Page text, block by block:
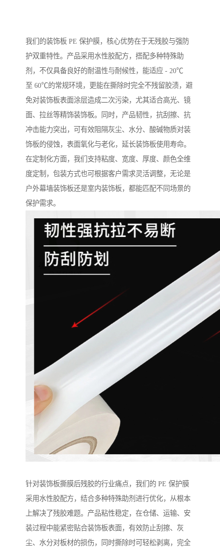
我们的装饰板 PE 保护膜，核心优势在于无残胶与强防
护双重特性。产品采用水性胶配方，搭配多种特殊助
剂，不仅具备良好的耐温性与耐候性，能适应 - 20℃
至 60℃的常规环境，更能在撕除时完全不残留胶渍，避
免对装饰板表面涂层造成二次污染，尤其适合高光、镜
面、拉丝等精饰装饰板。同时，产品韧性，抗刮擦、抗
冲击能力突出，可有效阻隔灰尘、水分、酸碱物质对装
饰板的侵蚀，表面氧化与老化，延长装饰板使用寿命。
在定制化方面，我们支持粘度、宽度、厚度、颜色全维
度定制，包装方式也可根据客户需求灵活调整，无论是
户外幕墙装饰板还是室内装饰板，都能匹配不同场景的
保护需求。
针对装饰板撕膜后残胶的行业痛点，我们的 PE 保护膜
采用水性胶配方，结合多种特殊助剂进行优化，从根本
上解决了残胶难题。产品粘性稳定，在仓储、运输、安
装过程中能紧密贴合装饰板表面，有效防止刮擦、灰
尘、水分对板材的损伤，同时撕除时可轻松剥离，完全